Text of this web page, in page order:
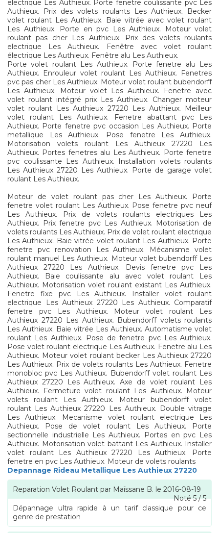
electrique Les Authieux. Porte fenetre coulissante pvc Les
Authieux. Prix des volets roulants Les Authieux. Becker
volet roulant Les Authieux. Baie vitrée avec volet roulant
Les Authieux. Porte en pvc Les Authieux. Moteur volet
roulant pas cher Les Authieux. Prix des volets roulants
electrique Les Authieux. Fenêtre avec volet roulant
électrique Les Authieux. Fenêtre alu Les Authieux.
Porte volet roulant Les Authieux. Porte fenetre alu Les
Authieux. Enrouleur volet roulant Les Authieux. Fenetres
pvc pas cher Les Authieux. Moteur volet roulant bubendorff
Les Authieux. Moteur volet Les Authieux. Fenetre avec
volet roulant intégré prix Les Authieux. Changer moteur
volet roulant Les Authieux 27220 Les Authieux. Meilleur
volet roulant Les Authieux. Fenetre abattant pvc Les
Authieux. Porte fenetre pvc occasion Les Authieux. Porte
metallique Les Authieux. Pose fenetre Les Authieux.
Motorisation volets roulant Les Authieux 27220 Les
Authieux. Portes fenetres alu Les Authieux. Porte fenetre
pvc coulissante Les Authieux. Installation volets roulants
Les Authieux 27220 Les Authieux. Porte de garage volet
roulant Les Authieux.
Moteur de volet roulant pas cher Les Authieux. Porte
fenetre volet roulant Les Authieux. Pose fenetre pvc neuf
Les Authieux. Prix de volets roulants electriques Les
Authieux. Prix fenetre pvc Les Authieux. Motorisation de
volets roulants Les Authieux. Prix de volet roulant electrique
Les Authieux. Baie vitrée volet roulant Les Authieux. Porte
fenetre pvc renovation Les Authieux. Mécanisme volet
roulant manuel Les Authieux. Moteur volet bubendorff Les
Authieux 27220 Les Authieux. Devis fenetre pvc Les
Authieux. Baie coulissante alu avec volet roulant Les
Authieux. Motorisation volet roulant existant Les Authieux.
Fenetre fixe pvc Les Authieux. Installer volet roulant
electrique Les Authieux 27220 Les Authieux. Comparatif
fenetre pvc Les Authieux. Moteur volet roulant Les
Authieux 27220 Les Authieux. Bubendorff volets roulants
Les Authieux. Baie vitrée Les Authieux. Automatisme volet
roulant Les Authieux. Pose de fenetre pvc Les Authieux.
Pose volet roulant electrique Les Authieux. Fenetre alu Les
Authieux. Moteur volet roulant becker Les Authieux 27220
Les Authieux. Prix de volets roulants Les Authieux. Fenetre
monobloc pvc Les Authieux. Bubendorff volet roulant Les
Authieux 27220 Les Authieux. Axe de volet roulant Les
Authieux. Fermeture volet roulant Les Authieux. Moteur
volets roulant Les Authieux. Moteur bubendorff volet
roulant Les Authieux 27220 Les Authieux. Double vitrage
Les Authieux. Mecanisme volet roulant electrique Les
Authieux. Pose de volet roulant Les Authieux. Porte
sectionnelle industrielle Les Authieux. Portes en pvc Les
Authieux. Motorisation volet battant Les Authieux. Installer
volet roulant Les Authieux 27220 Les Authieux. Porte
fenetre en pvc Les Authieux. Moteur de volets roulants
Depannage Rideau Metallique Les Authieux 27220
Reparation Volet Roulant par Maïssane B. le 2016-08-19
Noté5/5
Dépannage ultra rapide à un tarif classique pour ce
genre de prestation